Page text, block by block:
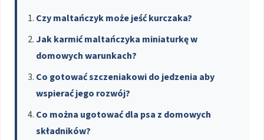
Czy maltańczyk może jeść kurczaka?
Jak karmić maltańczyka miniaturkę w
domowych warunkach?
Co gotować szczeniakowi do jedzenia aby
wspierać jego rozwój?
Co można ugotować dla psa z domowych
składników?